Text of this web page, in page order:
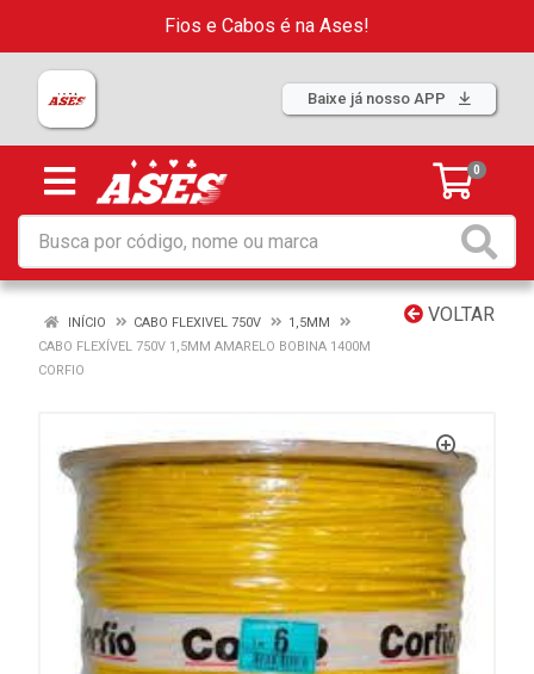
Fios e Cabos é na Ases!
Baixe já nosso APP
0
VOLTAR
INÍCIO CABO FLEXIVEL 750V
1,5MM
CABO FLEXÍVEL 750V 1,5MM AMARELO BOBINA 1400M
CORFIO